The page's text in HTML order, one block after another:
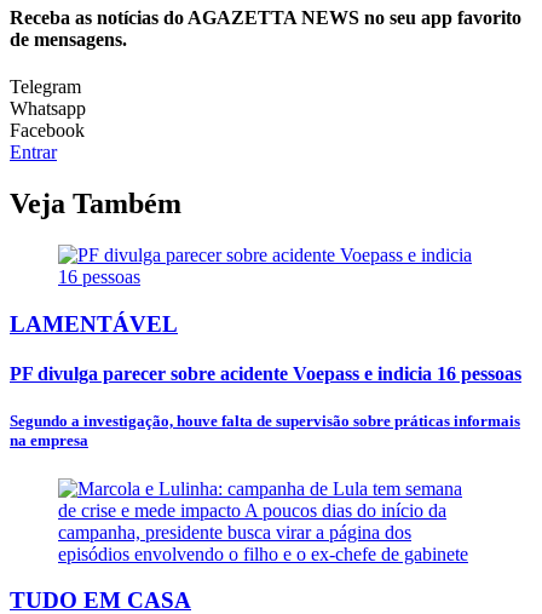
Receba as notícias do AGAZETTA NEWS no seu app favorito
de mensagens.
Telegram
Whatsapp
Facebook
Entrar
Veja Também
LAMENTÁVEL
PF divulga parecer sobre acidente Voepass e indicia 16 pessoas
Segundo a investigação, houve falta de supervisão sobre práticas informais
na empresa
TUDO EM CASA